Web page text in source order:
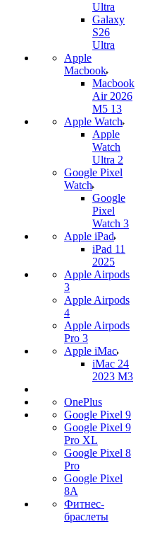
Ultra
Galaxy
S26
Ultra
Apple
Macbook
Macbook
Air 2026
M5 13
Apple Watch
Apple
Watch
Ultra 2
Google Pixel
Watch
Google
Pixel
Watch 3
Apple iPad
iPad 11
2025
Apple Airpods
3
Apple Airpods
4
Apple Airpods
Pro 3
Apple iMac
iMac 24
2023 M3
OnePlus
Google Pixel 9
Google Pixel 9
Pro XL
Google Pixel 8
Pro
Google Pixel
8A
Фитнес-
браслеты